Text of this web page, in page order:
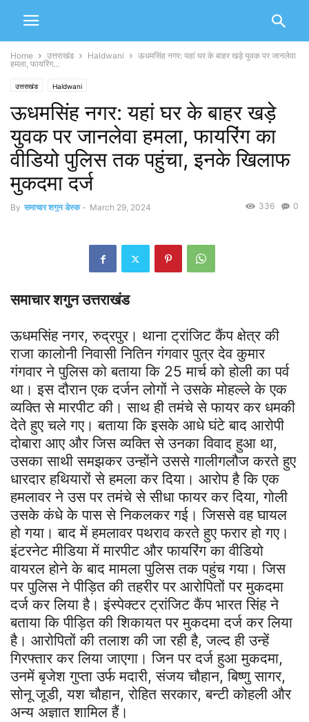
Home उत्तराखंड Haldwani
ऊधमसिंह नगर: यहां घर के बाहर खड़े युवक पर जानलेवा
हमला, फायरिंग...
उत्तराखंड Haldwani
ऊधमसिंह नगर: यहां घर के बाहर खड़े
युवक पर जानलेवा हमला, फायरिंग का
वीडियो पुलिस तक पहुंचा, इनके खिलाफ
मुकदमा दर्ज
By समाचार शगुन डेस्क - March 29, 2024 0
336
समाचार शगुन उत्तराखंड
ऊधमसिंह नगर, रुद्रपुर। थाना ट्रांजिट कैंप क्षेत्र की
राजा कालोनी निवासी नितिन गंगवार पुत्र देव कुमार
गंगवार ने पुलिस को बताया कि 25 मार्च को होली का पर्व
था। इस दौरान एक दर्जन लोगों ने उसके मोहल्ले के एक
व्यक्ति से मारपीट की। साथ ही तमंचे से फायर कर धमकी
देते हुए चले गए। बताया कि इसके आधे घंटे बाद आरोपी
दोबारा आए और जिस व्यक्ति से उनका विवाद हुआ था,
उसका साथी समझकर उन्होंने उससे गालीगलौज करते हुए
धारदार हथियारों से हमला कर दिया। आरोप है कि एक
हमलावर ने उस पर तमंचे से सीधा फायर कर दिया, गोली
उसके कंधे के पास से निकलकर गई। जिससे वह घायल
हो गया। बाद में हमलावर पथराव करते हुए फरार हो गए।
इंटरनेट मीडिया में मारपीट और फायरिंग का वीडियो
वायरल होने के बाद मामला पुलिस तक पहुंच गया। जिस
पर पुलिस ने पीड़ित की तहरीर पर आरोपितों पर मुकदमा
दर्ज कर लिया है। इंस्पेक्टर ट्रांजिट कैंप भारत सिंह ने
बताया कि पीड़ित की शिकायत पर मुकदमा दर्ज कर लिया
है। आरोपितों की तलाश की जा रही है, जल्द ही उन्हें
गिरफ्तार कर लिया जाएगा। जिन पर दर्ज हुआ मुकदमा,
उनमें बृजेश गुप्ता उर्फ मदारी, संजय चौहान, बिष्णु सागर,
सोनू जूडी, यश चौहान, रोहित सरकार, बन्टी कोहली और
अन्य अज्ञात शामिल हैं।